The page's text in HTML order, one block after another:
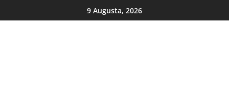
9 Augusta, 2026